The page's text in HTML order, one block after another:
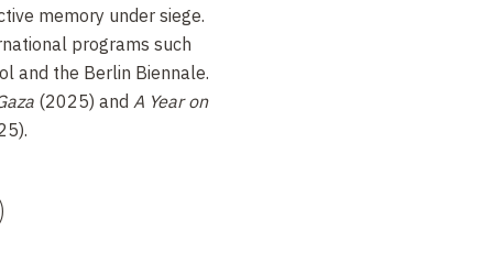
memory under siege.
programs such
and the Berlin Biennale.
(2025) and A Year on